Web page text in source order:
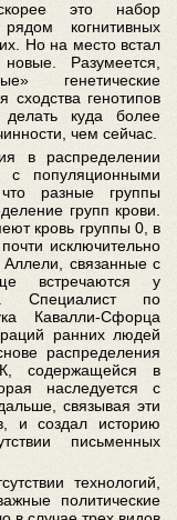
это набор
когнитивных
Но на место встал
Разумеется,
генетические
сходства генотипов
куда более
чем сейчас.
в распределении
с популяционными
разные группы
групп крови.
кровь группы 0, в
исключительно
Аллели, связанные с
встречаются у
Специалист по
Кавалли-Сфорца
ранних людей
распределения
содержащейся в
наследуется с
связывая эти
и создал историю
письменных
технологий,
политические